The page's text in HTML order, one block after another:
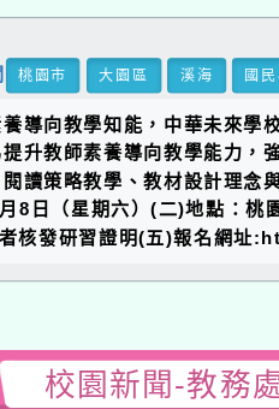
桃園市 大園區 溪海 國
導向教學知能，中華未來學
升教師素養導向教學能力，
讀策略教學、教材設計理念
8日（星期六）(二)地點：桃
核發研習證明(五)報名網址
校園新聞-教務